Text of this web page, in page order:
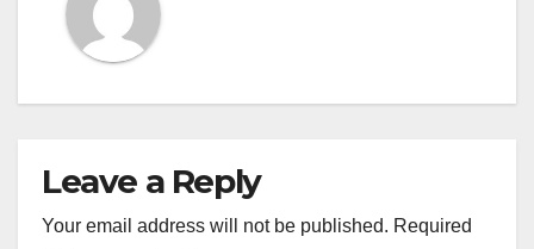
Leave a Reply
Your email address will not be published. Required